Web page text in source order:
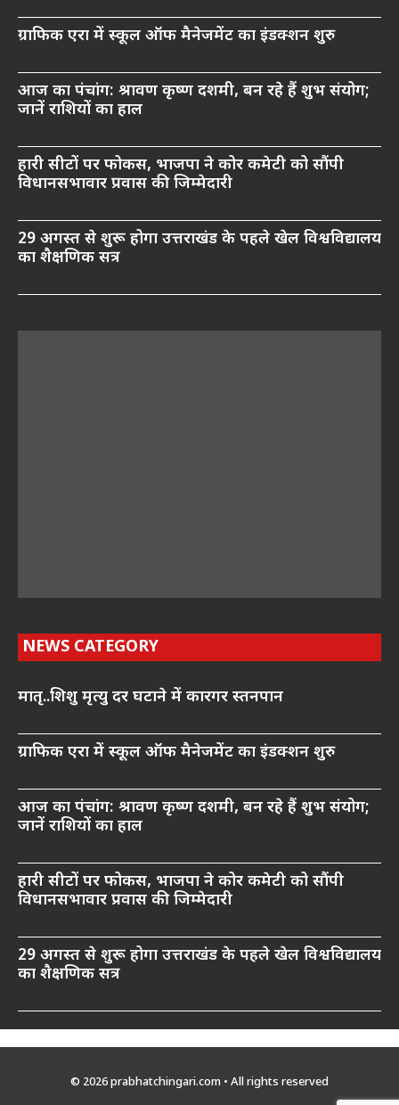
ग्राफिक एरा में स्कूल ऑफ मैनेजमेंट का इंडक्शन शुरु
आज का पंचांग: श्रावण कृष्ण दशमी, बन रहे हैं शुभ संयोग;
जानें राशियों का हाल
हारी सीटों पर फोकस, भाजपा ने कोर कमेटी को सौंपी
विधानसभावार प्रवास की जिम्मेदारी
29 अगस्त से शुरू होगा उत्तराखंड के पहले खेल विश्वविद्यालय
का शैक्षणिक सत्र
NEWS CATEGORY
मातृ..शिशु मृत्यु दर घटाने में कारगर स्तनपान
ग्राफिक एरा में स्कूल ऑफ मैनेजमेंट का इंडक्शन शुरु
आज का पंचांग: श्रावण कृष्ण दशमी, बन रहे हैं शुभ संयोग;
जानें राशियों का हाल
हारी सीटों पर फोकस, भाजपा ने कोर कमेटी को सौंपी
विधानसभावार प्रवास की जिम्मेदारी
29 अगस्त से शुरू होगा उत्तराखंड के पहले खेल विश्वविद्यालय
का शैक्षणिक सत्र
© 2026 prabhatchingari.com • All rights reserved